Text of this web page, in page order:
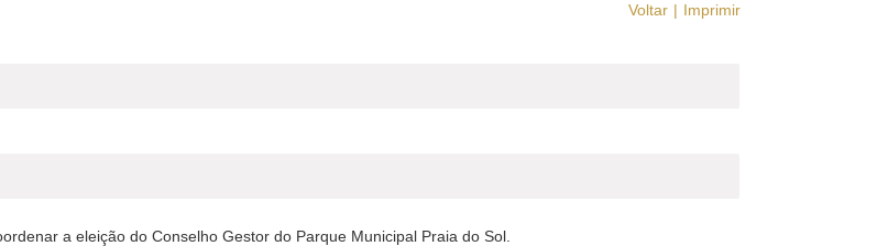
Voltar Imprimir
a eleição do Conselho Gestor do Parque Municipal Praia do Sol.